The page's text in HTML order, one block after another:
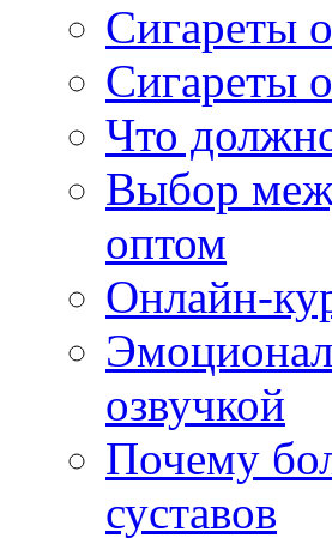
Сигареты
Сигареты
Что
Выбор
оптом
Онлайн-
озвучкой
Почему
суставов